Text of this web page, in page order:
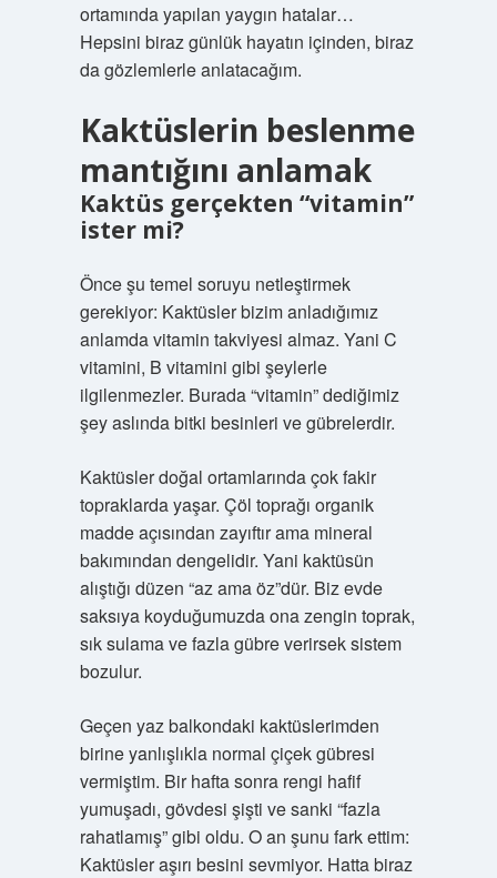
ortamında yapılan yaygın hatalar…
Hepsini biraz günlük hayatın içinden, biraz
da gözlemlerle anlatacağım.
Kaktüslerin beslenme
mantığını anlamak
Kaktüs gerçekten “vitamin”
ister mi?
Önce şu temel soruyu netleştirmek
gerekiyor: Kaktüsler bizim anladığımız
anlamda vitamin takviyesi almaz. Yani C
vitamini, B vitamini gibi şeylerle
ilgilenmezler. Burada “vitamin” dediğimiz
şey aslında bitki besinleri ve gübrelerdir.
Kaktüsler doğal ortamlarında çok fakir
topraklarda yaşar. Çöl toprağı organik
madde açısından zayıftır ama mineral
bakımından dengelidir. Yani kaktüsün
alıştığı düzen “az ama öz”dür. Biz evde
saksıya koyduğumuzda ona zengin toprak,
sık sulama ve fazla gübre verirsek sistem
bozulur.
Geçen yaz balkondaki kaktüslerimden
birine yanlışlıkla normal çiçek gübresi
vermiştim. Bir hafta sonra rengi hafif
yumuşadı, gövdesi şişti ve sanki “fazla
rahatlamış” gibi oldu. O an şunu fark ettim:
Kaktüsler aşırı besini sevmiyor. Hatta biraz